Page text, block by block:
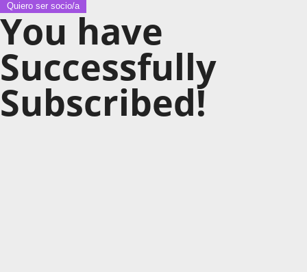
Quiero ser socio/a
You have
Successfully
Subscribed!